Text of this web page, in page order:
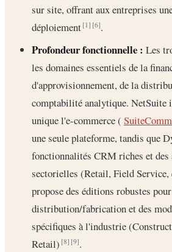
sur site, offrant aux entreprises
déploiement[1] [6].
Profondeur fonctionnelle : Les
les domaines essentiels de la
d'approvisionnement, de la
comptabilité analytique. NetSuite
unique l'e-commerce (
une seule plateforme, tandis que
fonctionnalités CRM riches et des
sectorielles (Retail, Field
propose des éditions robustes
distribution/fabrication et des
spécifiques à l'industrie
Retail)[8] [9].